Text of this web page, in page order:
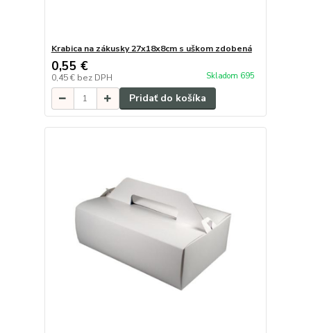
Krabica na zákusky 27x18x8cm s uškom zdobená
0,55 €
0,45 € bez DPH Skladom 695
Pridať do košíka